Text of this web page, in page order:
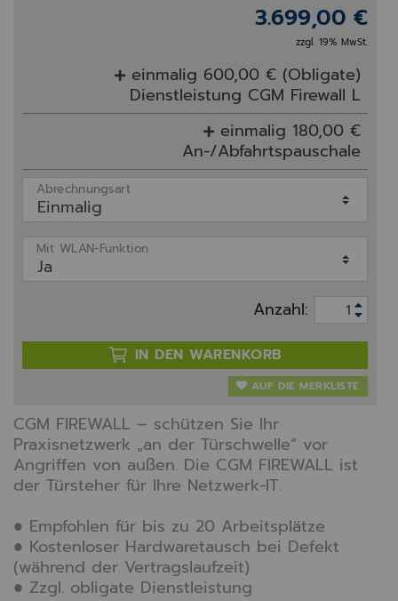
3.699,00 €
zzgl. 19% MwSt.
einmalig 600,00 € (Obligate)
Dienstleistung CGM Firewall L
einmalig 180,00 €
An-/Abfahrtspauschale
Abrechnungsart
Mit WLAN-Funktion
Anzahl:
IN DEN WARENKORB
AUF DIE MERKLISTE
CGM FIREWALL – schützen Sie Ihr
Praxisnetzwerk „an der Türschwelle“ vor
Angriffen von außen. Die CGM FIREWALL ist
der Türsteher für Ihre Netzwerk-IT.
● Empfohlen für bis zu 20 Arbeitsplätze
● Kostenloser Hardwaretausch bei Defekt
(während der Vertragslaufzeit)
● Zzgl. obligate Dienstleistung